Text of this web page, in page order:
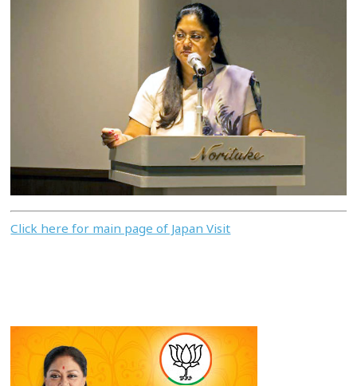
Click here for main page of Japan Visit